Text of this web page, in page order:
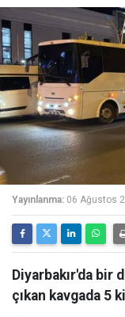
Yayınlanma: 06 Ağustos
Diyarbakır'da bir
çıkan kavgada 5